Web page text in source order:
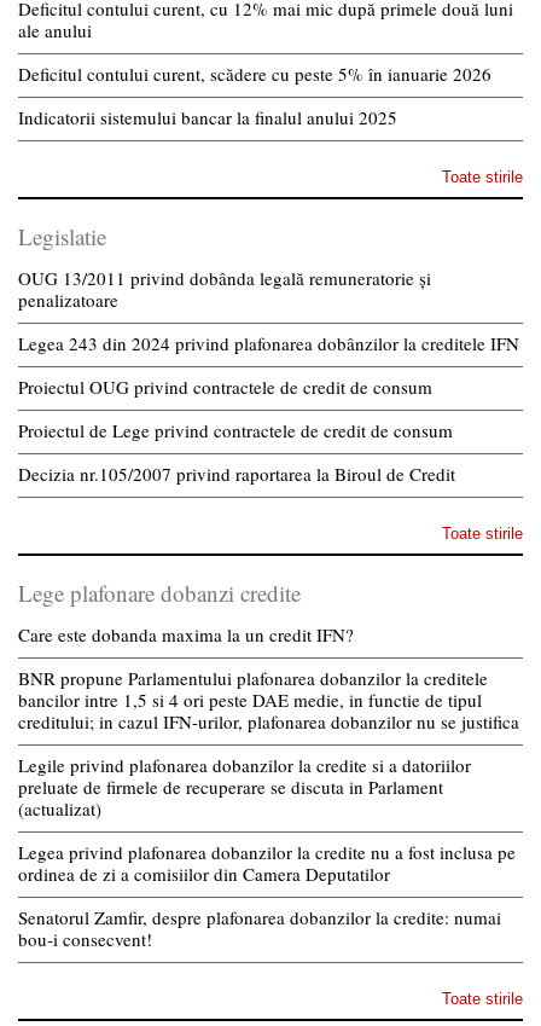
Deficitul contului curent, cu 12% mai mic după primele două luni
ale anului
Deficitul contului curent, scădere cu peste 5% în ianuarie 2026
Indicatorii sistemului bancar la finalul anului 2025
Toate stirile
Legislatie
OUG 13/2011 privind dobânda legală remuneratorie și
penalizatoare
Legea 243 din 2024 privind plafonarea dobânzilor la creditele IFN
Proiectul OUG privind contractele de credit de consum
Proiectul de Lege privind contractele de credit de consum
Decizia nr.105/2007 privind raportarea la Biroul de Credit
Toate stirile
Lege plafonare dobanzi credite
Care este dobanda maxima la un credit IFN?
BNR propune Parlamentului plafonarea dobanzilor la creditele
bancilor intre 1,5 si 4 ori peste DAE medie, in functie de tipul
creditului; in cazul IFN-urilor, plafonarea dobanzilor nu se justifica
Legile privind plafonarea dobanzilor la credite si a datoriilor
preluate de firmele de recuperare se discuta in Parlament
(actualizat)
Legea privind plafonarea dobanzilor la credite nu a fost inclusa pe
ordinea de zi a comisiilor din Camera Deputatilor
Senatorul Zamfir, despre plafonarea dobanzilor la credite: numai
bou-i consecvent!
Toate stirile